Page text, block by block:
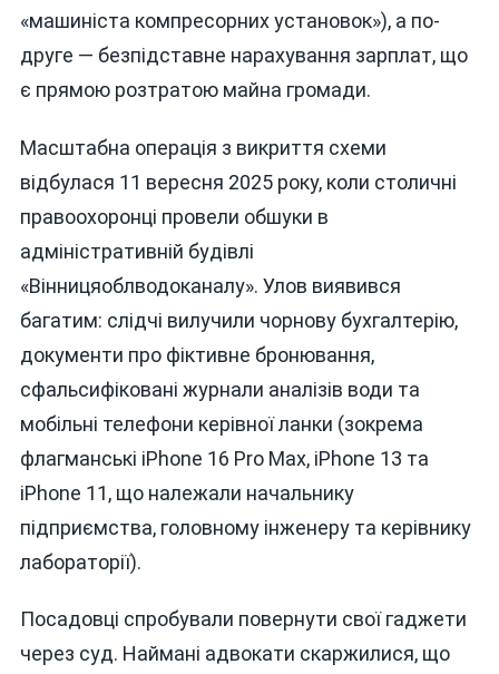
«машиніста компресорних установок»), а по-
друге — безпідставне нарахування зарплат, що
є прямою розтратою майна громади.
Масштабна операція з викриття схеми
відбулася 11 вересня 2025 року, коли столичні
правоохоронці провели обшуки в
адміністративній будівлі
«Вінницяоблводоканалу». Улов виявився
багатим: слідчі вилучили чорнову бухгалтерію,
документи про фіктивне бронювання,
сфальсифіковані журнали аналізів води та
мобільні телефони керівної ланки (зокрема
флагманські iPhone 16 Pro Max, iPhone 13 та
iPhone 11, що належали начальнику
підприємства, головному інженеру та керівнику
лабораторії).
Посадовці спробували повернути свої гаджети
через суд. Наймані адвокати скаржилися, що